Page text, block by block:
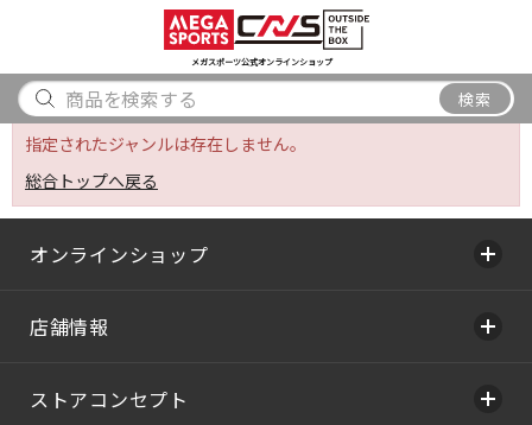
メガスポーツ公式オンラインショップ
検索
アウトドア
から探す
ブランド
から探す
検索
指定されたジャンルは存在しません。
総合トップへ戻る
オンラインショップ
店舗情報
ストアコンセプト